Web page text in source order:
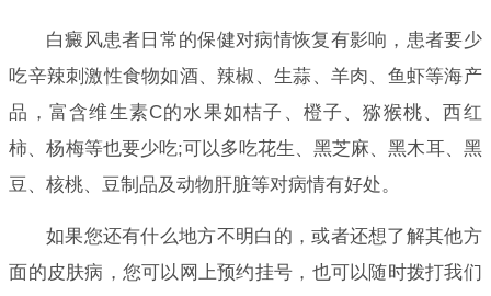
白癜风患者日常的保健对病情恢复有影响，患者要少
吃辛辣刺激性食物如酒、辣椒、生蒜、羊肉、鱼虾等海产
品，富含维生素C的水果如桔子、橙子、猕猴桃、西红
柿、杨梅等也要少吃;可以多吃花生、黑芝麻、黑木耳、黑
豆、核桃、豆制品及动物肝脏等对病情有好处。
如果您还有什么地方不明白的，或者还想了解其他方
面的皮肤病，您可以网上预约挂号，也可以随时拨打我们